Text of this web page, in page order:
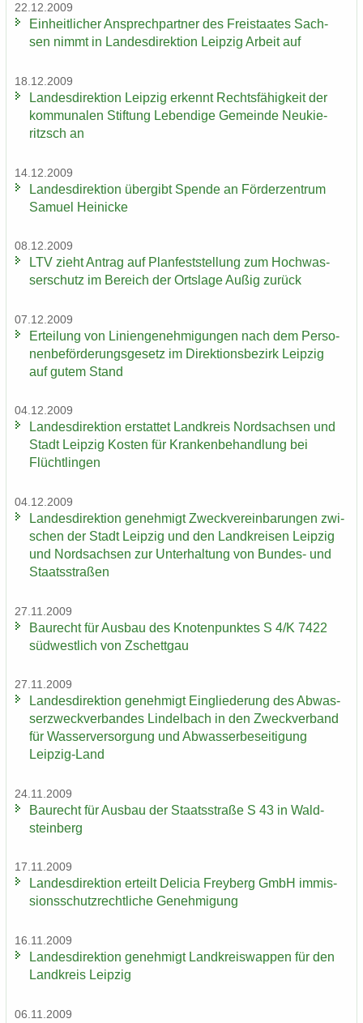
22.12.2009
Ein­heit­li­cher An­sprech­part­ner des Frei­staa­tes Sach­
sen nimmt in Lan­des­di­rek­ti­on Leip­zig Ar­beit auf
18.12.2009
Lan­des­di­rek­ti­on Leip­zig er­kennt Rechts­fä­hig­keit der
kom­mu­na­len Stif­tung Le­ben­di­ge Ge­mein­de Neu­kie­
ritzsch an
14.12.2009
Lan­des­di­rek­ti­on über­gibt Spen­de an För­der­zen­trum
Sa­mu­el Hei­ni­cke
08.12.2009
LTV zieht An­trag auf Plan­fest­stel­lung zum Hoch­was­
ser­schutz im Be­reich der Orts­la­ge Außig zu­rück
07.12.2009
Er­tei­lung von Li­ni­en­ge­neh­mi­gun­gen nach dem Per­so­
nen­be­för­de­rungs­ge­setz im Di­rek­ti­ons­be­zirk Leip­zig
auf gutem Stand
04.12.2009
Lan­des­di­rek­ti­on er­stat­tet Land­kreis Nord­sach­sen und
Stadt Leip­zig Kos­ten für Kran­ken­be­hand­lung bei
Flücht­lin­gen
04.12.2009
Lan­des­di­rek­ti­on ge­neh­migt Zweck­ver­ein­ba­run­gen zwi­
schen der Stadt Leip­zig und den Land­krei­sen Leip­zig
und Nord­sach­sen zur Un­ter­hal­tung von Bundes-​ und
Staats­stra­ßen
27.11.2009
Bau­recht für Aus­bau des Kno­ten­punk­tes S 4/K 7422
süd­west­lich von Zschett­gau
27.11.2009
Lan­des­di­rek­ti­on ge­neh­migt Ein­glie­de­rung des Ab­was­
ser­zweck­ver­ban­des Lindel­bach in den Zweck­ver­band
für Was­ser­ver­sor­gung und Ab­was­ser­be­sei­ti­gung
Leipzig-​Land
24.11.2009
Bau­recht für Aus­bau der Staats­stra­ße S 43 in Wald­
stein­berg
17.11.2009
Lan­des­di­rek­ti­on er­teilt De­li­cia Frey­berg GmbH im­mis­
si­ons­schutz­recht­li­che Ge­neh­mi­gung
16.11.2009
Lan­des­di­rek­ti­on ge­neh­migt Land­kreis­wap­pen für den
Land­kreis Leip­zig
06.11.2009